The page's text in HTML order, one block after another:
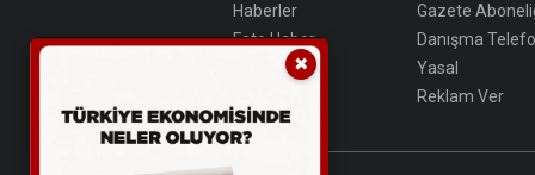
Haberler
Foto Haber
Video Galeri
Gazete
Danışma
Yasal
Reklam Ver
✖